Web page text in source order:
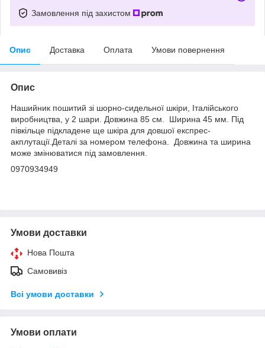
Замовлення під захистом
Опис Доставка Оплата Умови повернення
Опис
Нашийник пошитий зі шорно-сидельної шкіри, Італійського
виробництва, у 2 шари. Довжина 85 см. Ширина 45 мм. Під
півкільце підкладене ще шкіра для довшої експрес-
акплутації.Деталі за номером телефона. Довжина та ширина
може змінюватися під замовлення.
0970934949
Умови доставки
Нова Пошта
Самовивіз
Всі умови доставки
Умови оплати